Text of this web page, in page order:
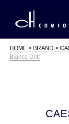
HOME BRAND
Bianco Drift